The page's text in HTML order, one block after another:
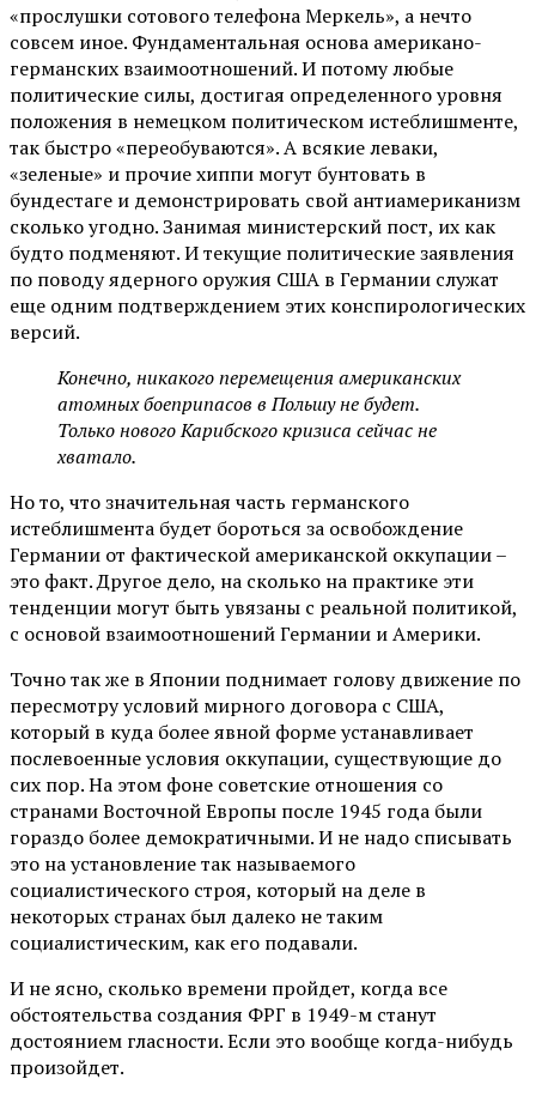
«прослушки сотового телефона Меркель», а нечто
совсем иное. Фундаментальная основа американо-
германских взаимоотношений. И потому любые
политические силы, достигая определенного уровня
положения в немецком политическом истеблишменте,
так быстро «переобуваются». А всякие леваки,
«зеленые» и прочие хиппи могут бунтовать в
бундестаге и демонстрировать свой антиамериканизм
сколько угодно. Занимая министерский пост, их как
будто подменяют. И текущие политические заявления
по поводу ядерного оружия США в Германии служат
еще одним подтверждением этих конспирологических
версий.
Конечно, никакого перемещения американских
атомных боеприпасов в Польшу не будет.
Только нового Карибского кризиса сейчас не
хватало.
Но то, что значительная часть германского
истеблишмента будет бороться за освобождение
Германии от фактической американской оккупации –
это факт. Другое дело, на сколько на практике эти
тенденции могут быть увязаны с реальной политикой,
с основой взаимоотношений Германии и Америки.
Точно так же в Японии поднимает голову движение по
пересмотру условий мирного договора с США,
который в куда более явной форме устанавливает
послевоенные условия оккупации, существующие до
сих пор. На этом фоне советские отношения со
странами Восточной Европы после 1945 года были
гораздо более демократичными. И не надо списывать
это на установление так называемого
социалистического строя, который на деле в
некоторых странах был далеко не таким
социалистическим, как его подавали.
И не ясно, сколько времени пройдет, когда все
обстоятельства создания ФРГ в 1949-м станут
достоянием гласности. Если это вообще когда-нибудь
произойдет.